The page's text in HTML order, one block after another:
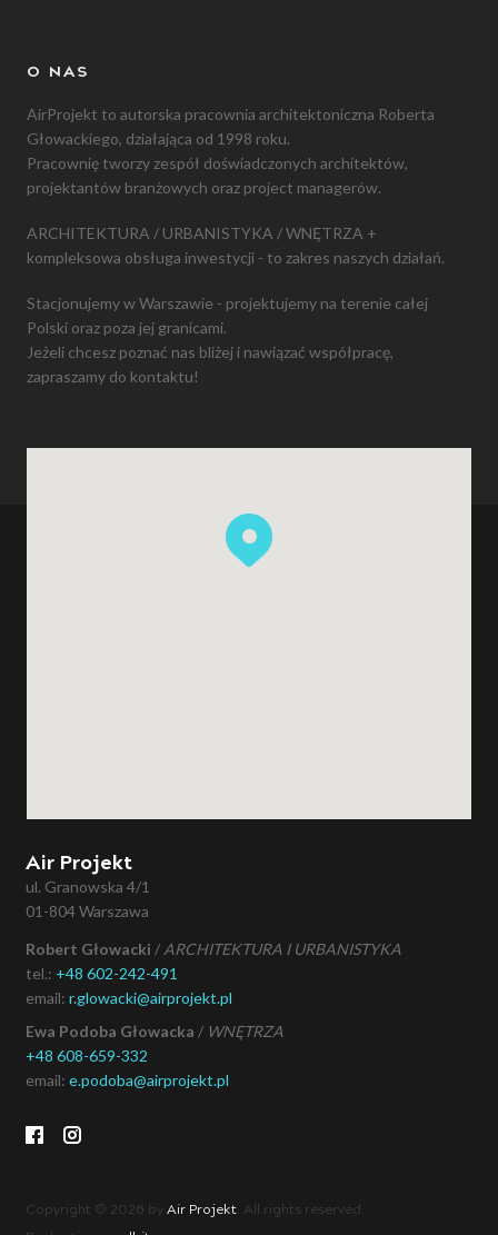
O NAS
AirProjekt to autorska pracownia architektoniczna Roberta
Głowackiego, działająca od 1998 roku.
Pracownię tworzy zespół doświadczonych architektów,
projektantów branżowych oraz project managerów.
ARCHITEKTURA / URBANISTYKA / WNĘTRZA +
kompleksowa obsługa inwestycji - to zakres naszych działań.
Stacjonujemy w Warszawie - projektujemy na terenie całej
Polski oraz poza jej granicami.
Jeżeli chcesz poznać nas bliżej i nawiązać współpracę,
zapraszamy do kontaktu!
Air Projekt
ul. Granowska 4/1
01-804 Warszawa
Robert Głowacki / ARCHITEKTURA I URBANISTYKA
tel.: +48 602-242-491
email: r.glowacki@airprojekt.pl
Ewa Podoba Głowacka / WNĘTRZA
+48 608-659-332
email: e.podoba@airprojekt.pl
Copyright © 2026 by Air Projekt . All rights reserved.